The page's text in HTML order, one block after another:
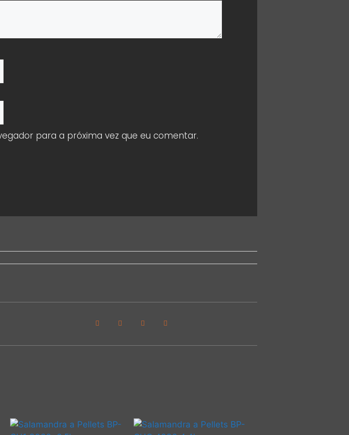
para a próxima vez que eu comentar.